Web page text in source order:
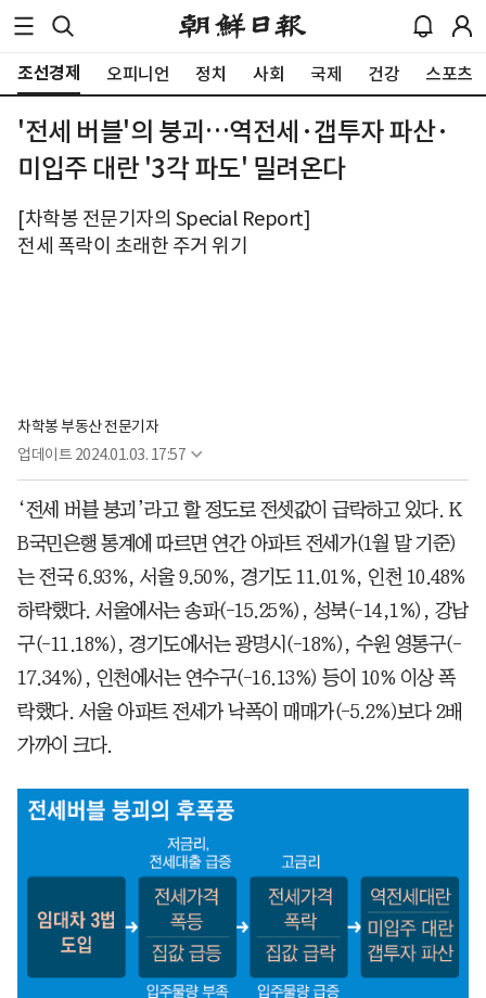
조선경제 오피니언 정치 사회 국제 건강 스포츠
'전세 버블'의 붕괴…역전세·갭투자 파산·
미입주 대란 '3각 파도' 밀려온다
[차학봉 전문기자의 Special Report]
전세 폭락이 초래한 주거 위기
차학봉 부동산 전문기자
업데이트 2024.01.03. 17:57
‘전세 버블 붕괴’라고 할 정도로 전셋값이 급락하고 있다. K
B국민은행 통계에 따르면 연간 아파트 전세가(1월 말 기준)
는 전국 6.93%, 서울 9.50%, 경기도 11.01%, 인천 10.48%
하락했다. 서울에서는 송파(-15.25%), 성북(-14,1%), 강남
구(-11.18%), 경기도에서는 광명시(-18%), 수원 영통구(-
17.34%), 인천에서는 연수구(-16.13%) 등이 10% 이상 폭
락했다. 서울 아파트 전세가 낙폭이 매매가(-5.2%)보다 2배
가까이 크다.